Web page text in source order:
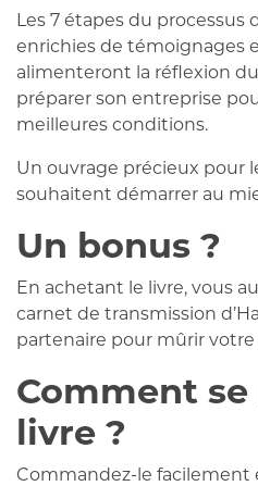
Les 7 étapes du processus
enrichies de témoignages
alimenteront la réflexion
préparer son entreprise
meilleures conditions.
Un ouvrage précieux pour
souhaitent démarrer au
Un bonus ?
En achetant le livre, vous
carnet de transmission
partenaire pour mûrir
Comment
livre ?
Commandez-le